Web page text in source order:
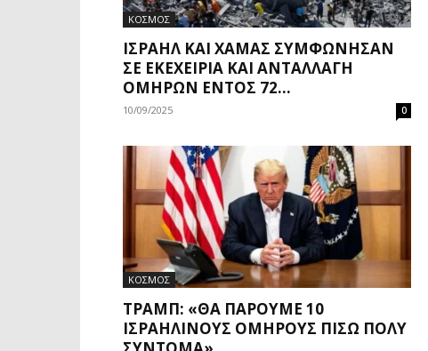
ΚΟΣΜΟΣ
ΙΣΡΑΉΛ ΚΑΙ ΧΑΜΆΣ ΣΥΜΦΏΝΗΣΑΝ
ΣΕ ΕΚΕΧΕΙΡΊΑ ΚΑΙ ΑΝΤΑΛΛΑΓΉ
ΟΜΉΡΩΝ ΕΝΤΌΣ 72...
10/09/2025 0
ΚΟΣΜΟΣ
ΤΡΑΜΠ: «ΘΑ ΠΆΡΟΥΜΕ 10
ΙΣΡΑΗΛΙΝΟΎΣ ΟΜΉΡΟΥΣ ΠΊΣΩ ΠΟΛΎ